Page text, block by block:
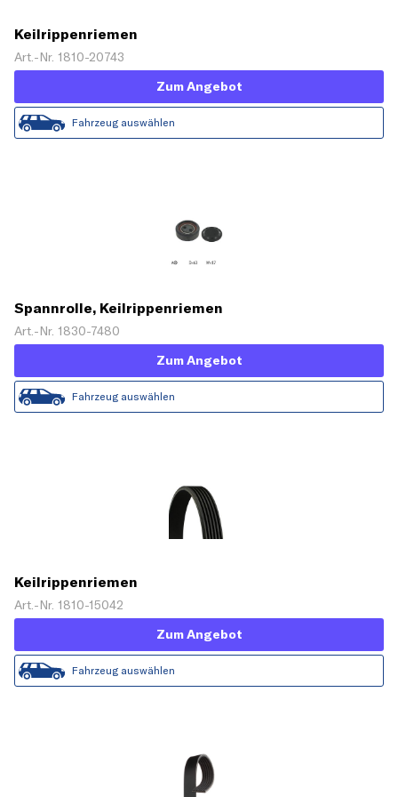
Keilrippenriemen
Art.-Nr. 1810-20743
Zum Angebot
Fahrzeug auswählen
Spannrolle, Keilrippenriemen
Art.-Nr. 1830-7480
Zum Angebot
Fahrzeug auswählen
Keilrippenriemen
Art.-Nr. 1810-15042
Zum Angebot
Fahrzeug auswählen